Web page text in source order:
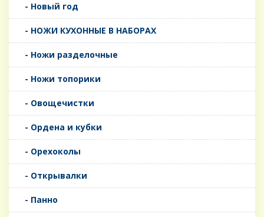
- Новый год
- НОЖИ КУХОННЫЕ В НАБОРАХ
- Ножи разделочные
- Ножи топорики
- Овощечистки
- Ордена и кубки
- Орехоколы
- Открывалки
- Панно